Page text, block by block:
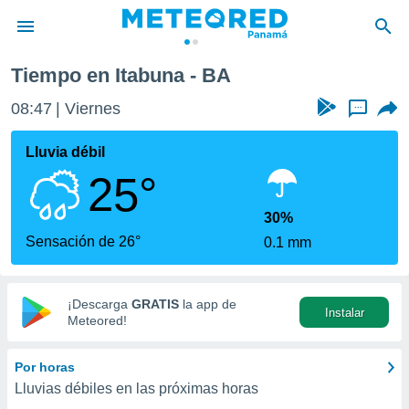
de
ha
para
que se
calidad.
a este
las
y
digital
basada
Tiempo en Itabuna - BA
08:47 Viernes ...
Lluvia débil
25°
Sensación de 26°
30%
0.1 mm
¡Descarga GRATIS la app de
Meteored!
Instalar
Por horas
Lluvias débiles en las próximas horas